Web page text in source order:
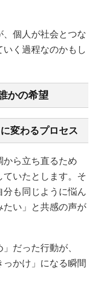
個人が社会とつな
く過程なのかもし
かの希望
変わるプロセス
ら立ち直るため
いたとします。そ
も同じように悩ん
たい」と共感の声が
だった行動が、
っかけ」になる瞬間